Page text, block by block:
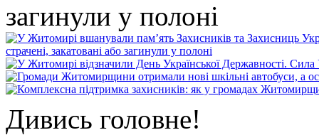
загинули у полоні
Дивись головне!